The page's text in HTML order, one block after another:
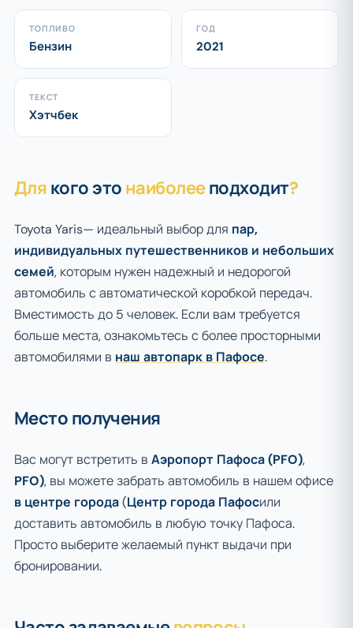
ТОПЛИВО
Бензин
ГОД
2021
ТЕКСТ
Хэтчбек
Для кого это наиболееподходит?
Toyota Yaris— идеальный выбор для пар,
индивидуальных путешественников и небольших
семей, которым нужен надежный и недорогой
автомобиль с автоматической коробкой передач.
Вместимость до 5 человек. Если вам требуется
больше места, ознакомьтесь с более просторными
автомобилями в наш автопарк в Пафосе.
Место получения
Вас могут встретить в Аэропорт Пафоса (PFO),
PFO), вы можете забрать автомобиль в нашем офисе
в центре города(Центр города Пафосили
доставить автомобиль в любую точку Пафоса.
Просто выберите желаемый пункт выдачи при
бронировании.